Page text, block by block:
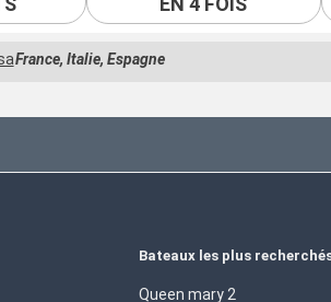
France, Italie, Espagne
Bateaux les plus
Queen mary 2